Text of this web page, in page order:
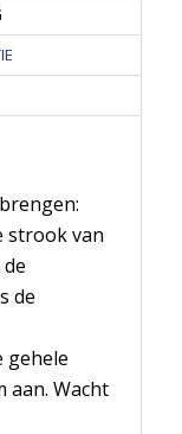
strook van
de
gehele
aan. Wacht